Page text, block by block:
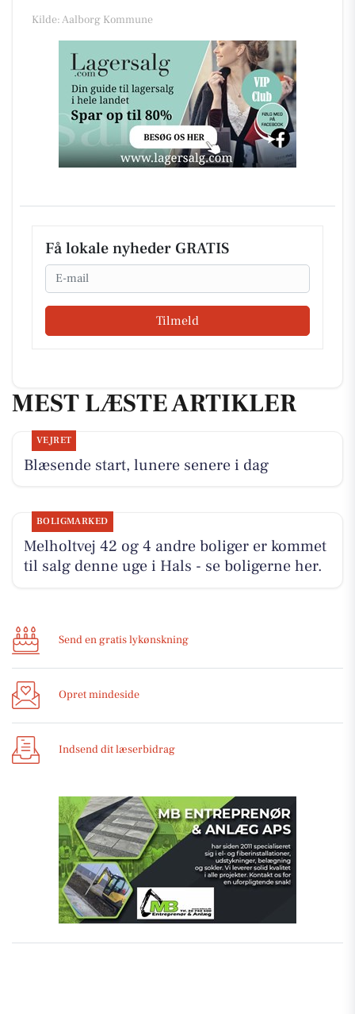
Kilde: Aalborg Kommune
Få lokale nyheder GRATIS
Email
Tilmeld
MEST LÆSTE ARTIKLER
VEJRET
Blæsende start, lunere senere i dag
BOLIGMARKED
Melholtvej 42 og 4 andre boliger er kommet
til salg denne uge i Hals - se boligerne her.
Send en gratis lykønskning
Opret mindeside
Indsend dit læserbidrag